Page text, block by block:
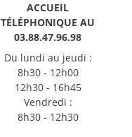
ACCUEIL
TÉLÉPHONIQUE AU
03.88.47.96.98
Du lundi au jeudi :
8h30 - 12h00
12h30 - 16h45
Vendredi :
8h30 - 12h30